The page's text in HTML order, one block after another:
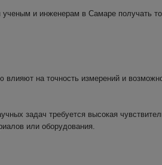
ученым и инженерам в Самаре получать
на точность измерений и
задач требуется высокая
или оборудования.